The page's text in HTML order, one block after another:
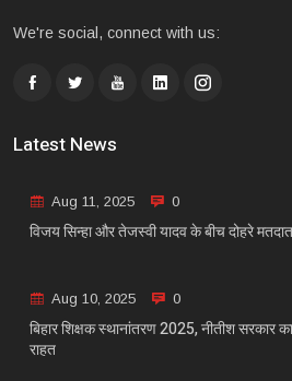
We're social, connect with us:
Latest News
Aug 11, 2025 0
विजय सिन्हा और तेजस्वी यादव के बीच दोहरे
Aug 10, 2025 0
बिहार शिक्षक स्थानांतरण 2025, नीतीश सरकार
राहत